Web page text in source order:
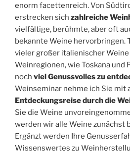
enorm facettenreich. Von
erstrecken sich zahlreiche
vielfältige, berühmte, aber oft
bekannte Weine hervorbringen.
vieler großer italienischer
Weinregionen, wie Toskana und
noch viel Genussvolles zu
Weinseminar nehme ich Sie mit
Entdeckungsreise durch die
Sie die Weine
werden wir alle Weine zunächst
Ergänzt werden Ihre
Wissenswertes zu